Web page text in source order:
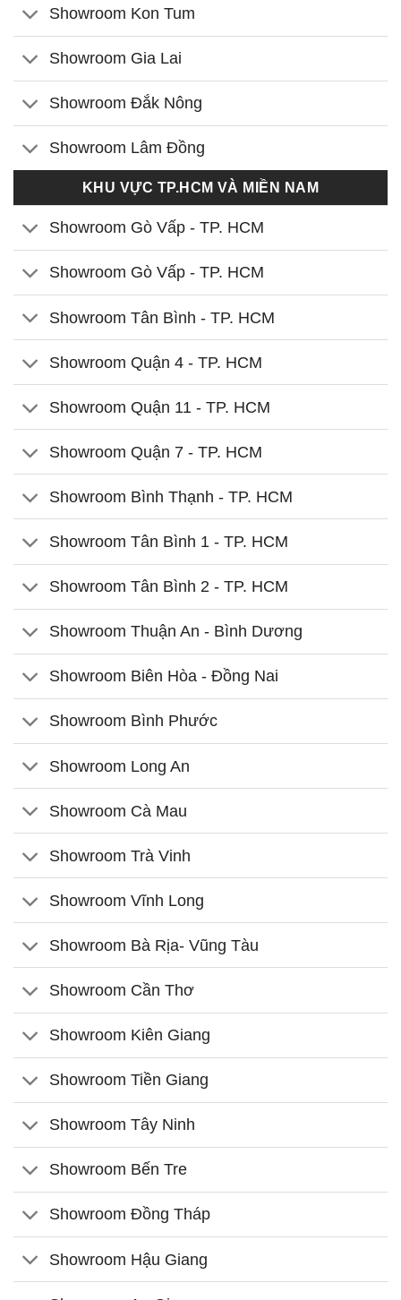
Showroom Kon Tum
Showroom Gia Lai
Showroom Đắk Nông
Showroom Lâm Đồng
KHU VỰC TP.HCM VÀ MIỀN NAM
Showroom Gò Vấp - TP. HCM
Showroom Gò Vấp - TP. HCM
Showroom Tân Bình - TP. HCM
Showroom Quận 4 - TP. HCM
Showroom Quận 11 - TP. HCM
Showroom Quận 7 - TP. HCM
Showroom Bình Thạnh - TP. HCM
Showroom Tân Bình 1 - TP. HCM
Showroom Tân Bình 2 - TP. HCM
Showroom Thuận An - Bình Dương
Showroom Biên Hòa - Đồng Nai
Showroom Bình Phước
Showroom Long An
Showroom Cà Mau
Showroom Trà Vinh
Showroom Vĩnh Long
Showroom Bà Rịa- Vũng Tàu
Showroom Cần Thơ
Showroom Kiên Giang
Showroom Tiền Giang
Showroom Tây Ninh
Showroom Bến Tre
Showroom Đồng Tháp
Showroom Hậu Giang